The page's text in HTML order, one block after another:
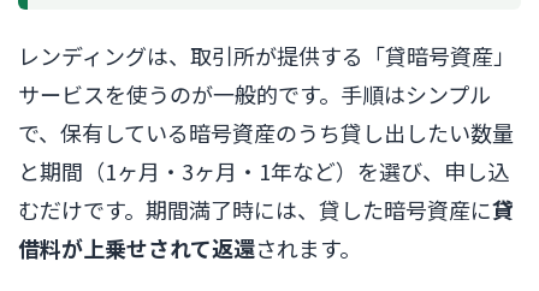
レンディングは、取引所が提供する「貸暗号資産」
サービスを使うのが一般的です。手順はシンプル
で、保有している暗号資産のうち貸し出したい数量
と期間（1ヶ月・3ヶ月・1年など）を選び、申し込
むだけです。期間満了時には、貸した暗号資産に貸
借料が上乗せされて返還されます。